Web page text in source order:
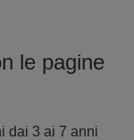
le pagine
dai 3 ai 7 anni